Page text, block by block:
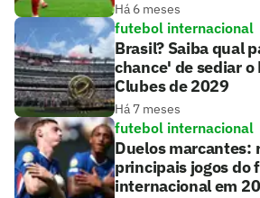
Há 6 meses
futebol internacional
Brasil? Saiba qual
chance' de sediar
Clubes de 2029
Há 7 meses
futebol internacional
Duelos marcantes:
principais jogos do
internacional em